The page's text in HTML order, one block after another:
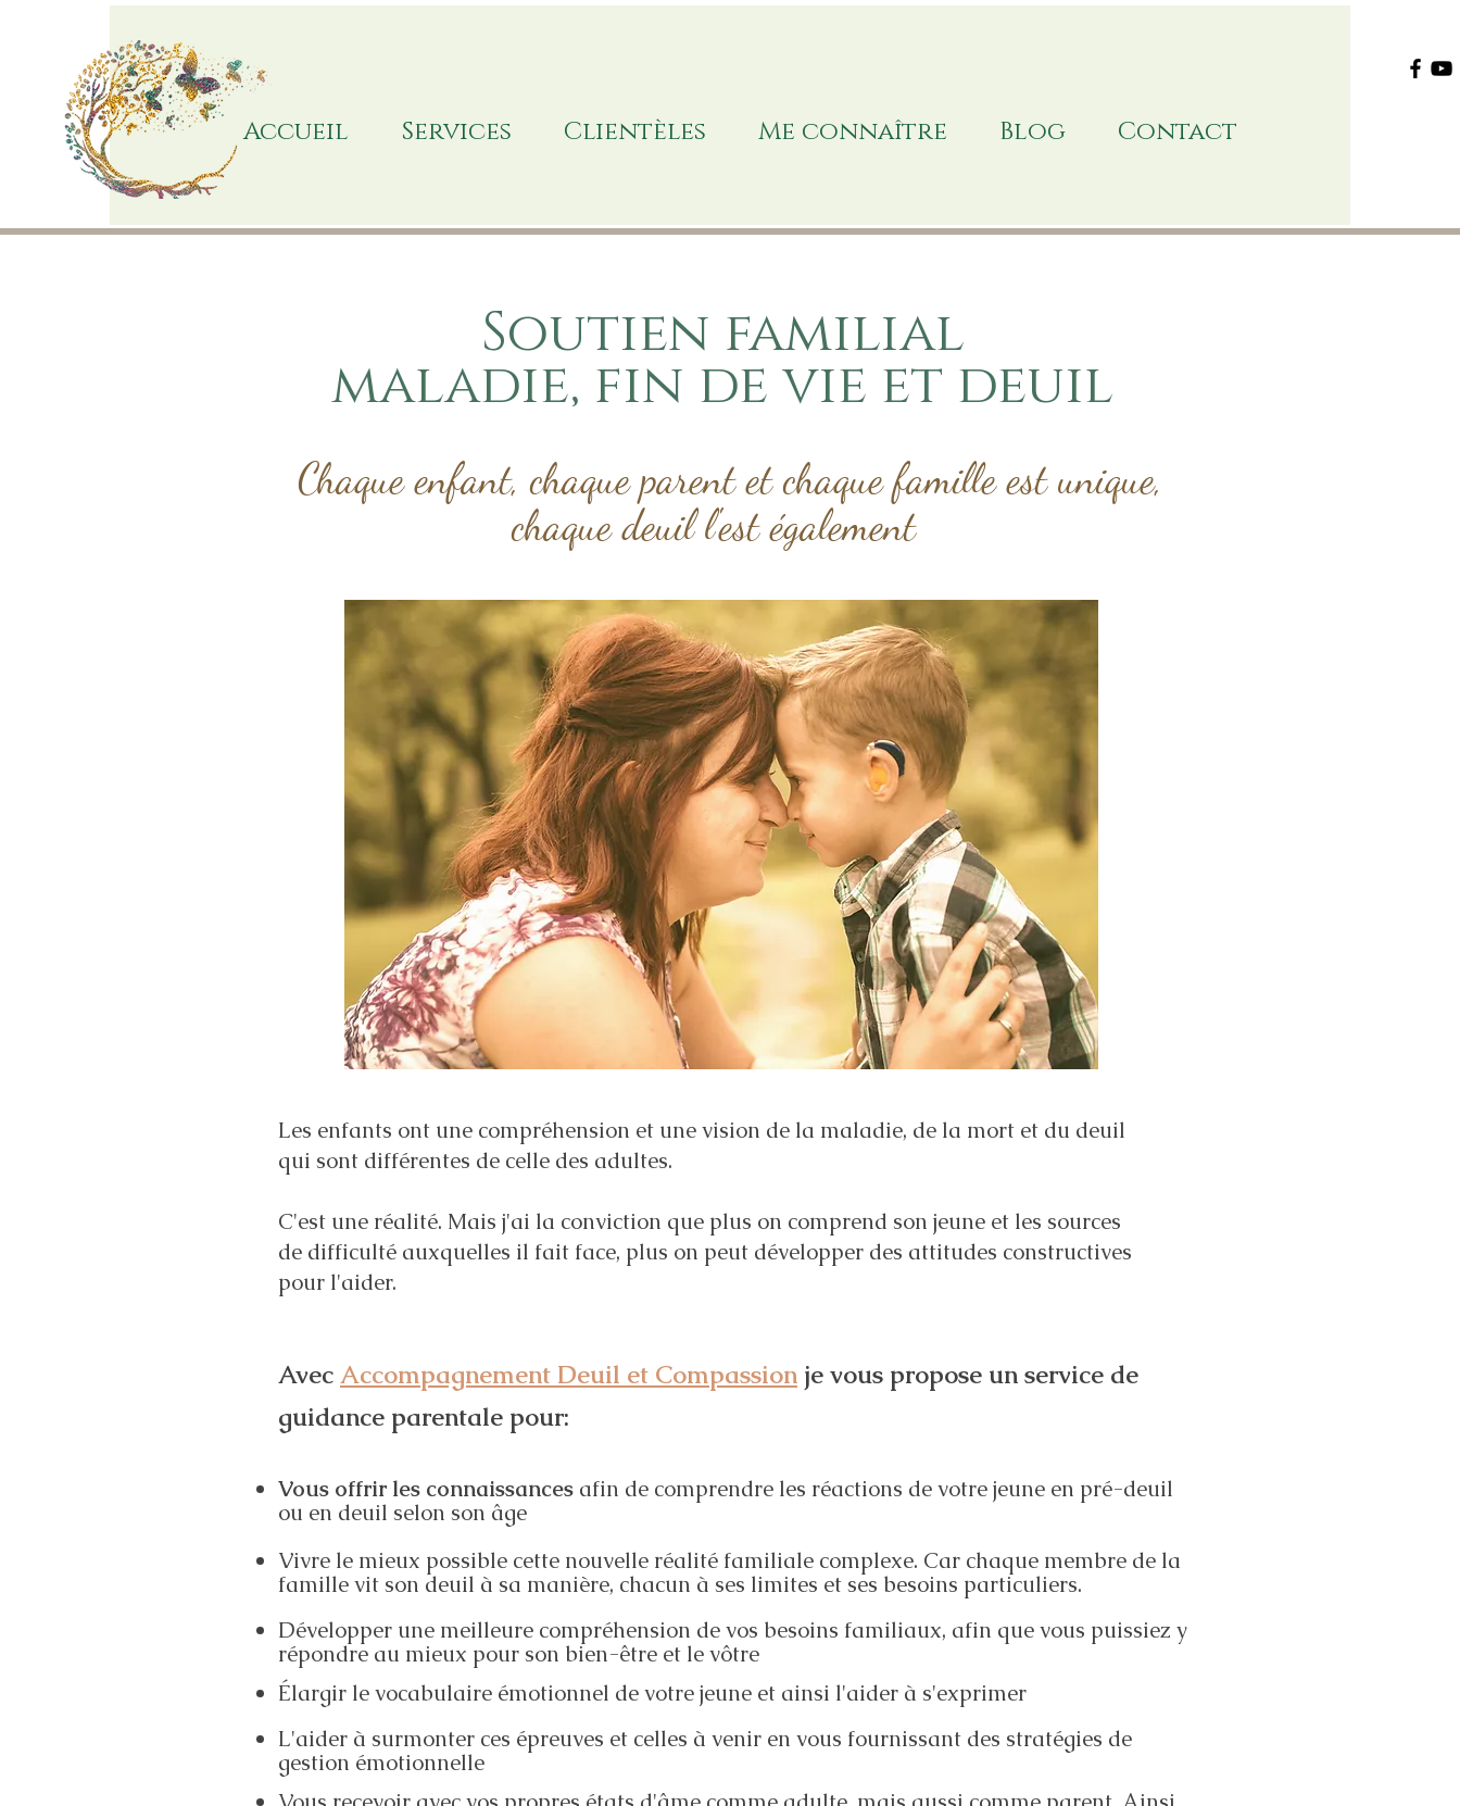
Accueil Services Clientèles Me connaître Blog Contact
Soutien familial
maladie, fin de vie et deuil
Chaque enfant, chaque parent et chaque famille est unique,
chaque deuil l'est également
Les enfants ont une compréhension et une vision de la maladie, de la mort et du deuil
qui sont différentes de celle des adultes.
C'est une réalité. Mais j'ai la conviction que plus on comprend son jeune et les sources
de difficulté auxquelles il fait face, plus on peut développer des attitudes constructives
pour l'aider.
Avec Accompagnement Deuil et Compassion je vous propose un service de
guidance parentale pour:
Vous offrir les connaissances afin de comprendre les réactions de votre jeune en pré-deuil
ou en deuil selon son âge
Vivre le mieux possible cette nouvelle réalité familiale complexe. Car chaque membre de la
famille vit son deuil à sa manière, chacun à ses limites et ses besoins particuliers.
Développer une meilleure compréhension de vos besoins familiaux, afin que vous puissiez y
répondre au mieux pour son bien-être et le vôtre
Élargir le vocabulaire émotionnel de votre jeune et ainsi l'aider à s'exprimer
L'aider à surmonter ces épreuves et celles à venir en vous fournissant des stratégies de
gestion émotionnelle